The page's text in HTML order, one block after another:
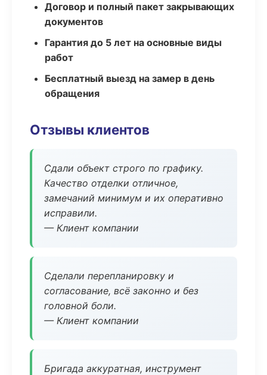
Договор и полный пакет закрывающих
документов
Гарантия до 5 лет на основные виды
работ
Бесплатный выезд на замер в день
обращения
Отзывы клиентов
Сдали объект строго по графику.
Качество отделки отличное,
замечаний минимум и их оперативно
исправили.
— Клиент компании
Сделали перепланировку и
согласование, всё законно и без
головной боли.
— Клиент компании
Бригада аккуратная, инструмент